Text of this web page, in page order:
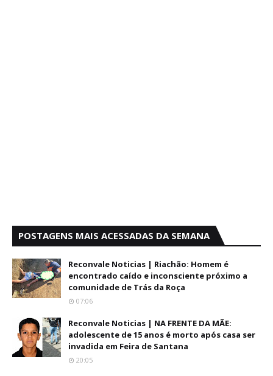
POSTAGENS MAIS ACESSADAS DA SEMANA
Reconvale Noticias | Riachão: Homem é
encontrado caído e inconsciente próximo a
comunidade de Trás da Roça
07:06
Reconvale Noticias | NA FRENTE DA MÃE:
adolescente de 15 anos é morto após casa ser
invadida em Feira de Santana
20:05